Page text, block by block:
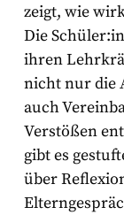
zeigt, wie
Die
ihren
nicht nur die
auch
Verstößen
gibt es
über